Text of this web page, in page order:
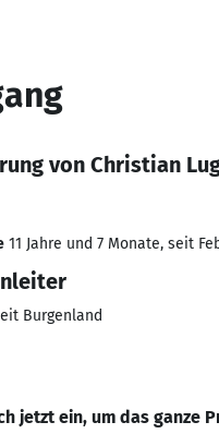
von Christian
11 Jahre und 7 Monate, seit
Burgenland
jetzt ein, um das ganze